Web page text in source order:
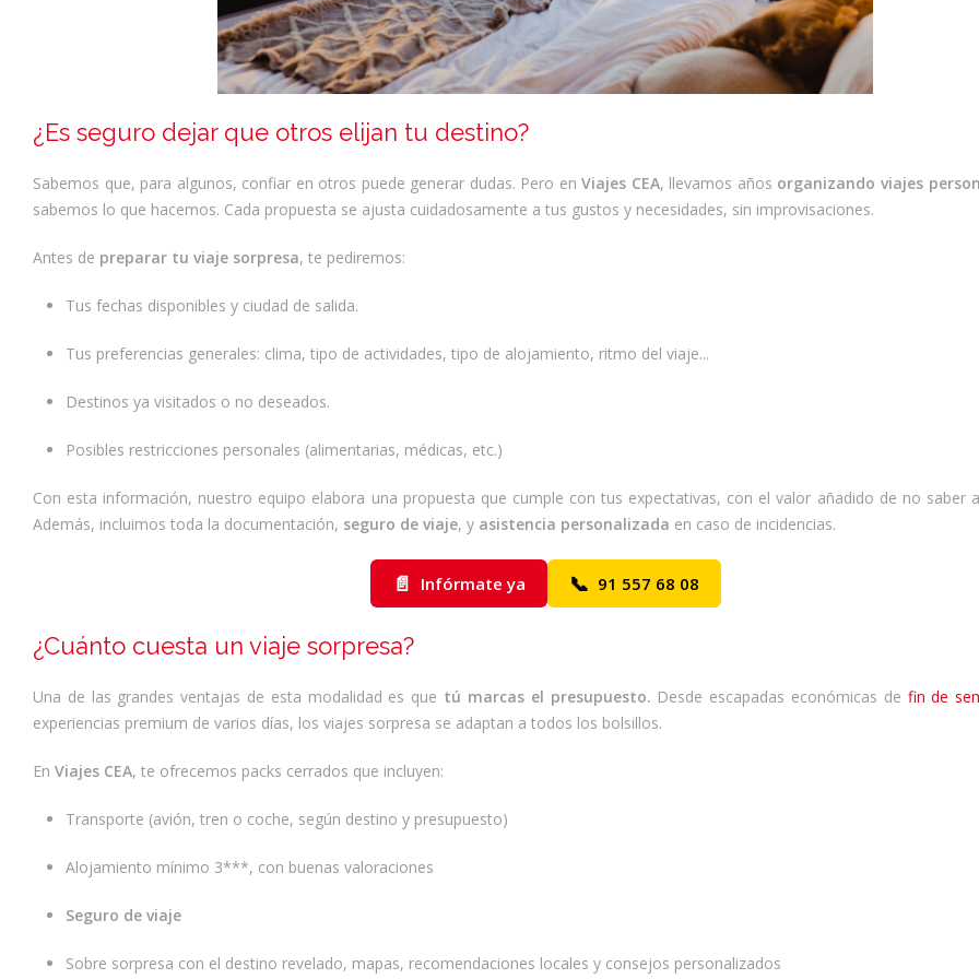
¿Es seguro dejar que otros elijan tu destino?
Sabemos que, para algunos, confiar en otros puede generar dudas. Pero en Viajes CEA, llevamos años organizando viajes
sabemos lo que hacemos. Cada propuesta se ajusta cuidadosamente a tus gustos y necesidades, sin improvisaciones.
Antes de preparar tu viaje sorpresa, te pediremos:
Tus fechas disponibles y ciudad de salida.
Tus preferencias generales: clima, tipo de actividades, tipo de alojamiento, ritmo del viaje...
Destinos ya visitados o no deseados.
Posibles restricciones personales (alimentarias, médicas, etc.)
Con esta información, nuestro equipo elabora una propuesta que cumple con tus expectativas, con el valor añadido de no saber
Además, incluimos toda la documentación, seguro de viaje, y asistencia personalizada en caso de incidencias.
📄 Infórmate ya 📞 91 557 68 08
¿Cuánto cuesta un viaje sorpresa?
Una de las grandes ventajas de esta modalidad es que tú marcas el presupuesto. Desde escapadas económicas de fin de
experiencias premium de varios días, los viajes sorpresa se adaptan a todos los bolsillos.
En Viajes CEA, te ofrecemos packs cerrados que incluyen:
Transporte (avión, tren o coche, según destino y presupuesto)
Alojamiento mínimo 3***, con buenas valoraciones
Seguro de viaje
Sobre sorpresa con el destino revelado, mapas, recomendaciones locales y consejos personalizados